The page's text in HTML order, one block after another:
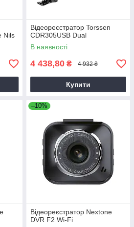
Nils
Відеореєстратор Torssen
CDR305USB Dual
В наявності
4 438,80 ₴ 4 932 ₴
Купити
–10%
Відеореєстратор Nextone
DVR F2 Wi-Fi